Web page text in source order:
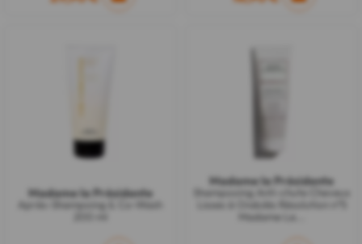
Madame la Présidente
Après-Shampoing & Co-Wash
Madame la Présidente
Shampooing Anti-chute Cheveux
Lisses à Ondulés Résolution n°5
Madame La...